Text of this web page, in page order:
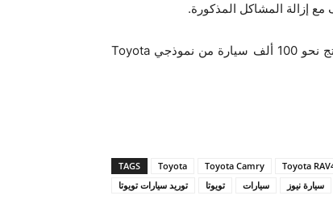
إزالة المشاكل المذكورة.
يذكر أن مصنع “تويوتا” في بطرسبورغ الذي يعمل منذ عام 2007، ينتج نحو 100 ألف سيارة من نموذجي Toyota
TAGS Toyota Toyota Camry Toyota
توريد سيارات تويوتا
تويوتا سيارات سيارة نيوز